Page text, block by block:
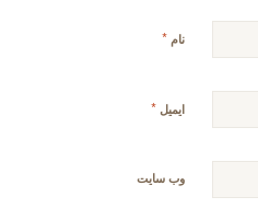
نام *
ایمیل *
وب‌ سایت